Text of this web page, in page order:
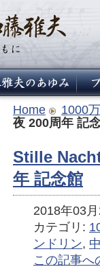
Home
1000
夜 200周年 記
Stille
年 記念館
2018年03
カテゴリ:
ンドリン,
この記事へ